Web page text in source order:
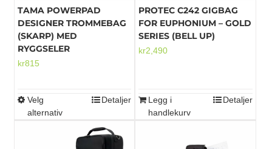
TAMA POWERPAD
DESIGNER TROMMEBAG
(SKARP) MED
RYGGSELER
kr815
Velg
alternativ
Dette
Detaljer
PROTEC C242 GIGBAG
FOR EUPHONIUM – GOLD
SERIES (BELL UP)
kr2,490
Legg i
handlekurv
Detaljer